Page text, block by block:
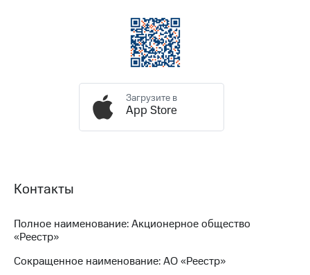
Еврооблигации-2023
погашении
именных
облигаций
Другое
Контакты
этика
На главную
Загрузите в
App Store
Контакты
Полное наименование: Акционерное общество
«Реестр»
Сокращенное наименование: АО «Реестр»